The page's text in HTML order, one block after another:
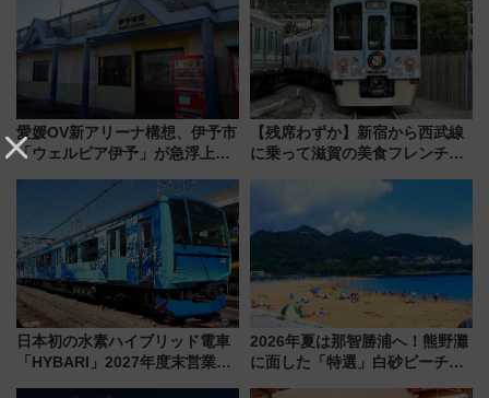
愛媛OV新アリーナ構想、伊予市
「ウェルピア伊予」が急浮上！
で探る鉄道アクセスの未来
【残席わずか】新宿から西武線
に乗って滋賀の美食フレンチを
「52席の至福」で味わう近江牛
や伝統文化の特別コラボ
日本初の水素ハイブリッド電車
「HYBARI」2027年度末営業運
2026年夏は那智勝浦へ！熊野灘
に面した「特選」白砂ビーチは